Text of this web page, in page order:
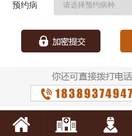
预约病